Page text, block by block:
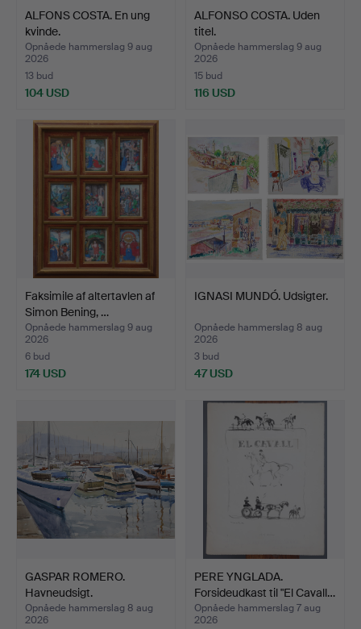
ALFONS COSTA. En ung
kvinde.
Opnåede hammerslag 9 aug
2026
13 bud
104 USD
ALFONSO COSTA. Uden
titel.
Opnåede hammerslag 9 aug
2026
15 bud
116 USD
Faksimile af altertavlen af
Simon Bening, …
Opnåede hammerslag 9 aug
2026
6 bud
174 USD
IGNASI MUNDÓ. Udsigter.
Opnåede hammerslag 8 aug
2026
3 bud
47 USD
GASPAR ROMERO.
Havneudsigt.
Opnåede hammerslag 8 aug
2026
PERE YNGLADA.
Forsideudkast til "El Cavall…
Opnåede hammerslag 7 aug
2026